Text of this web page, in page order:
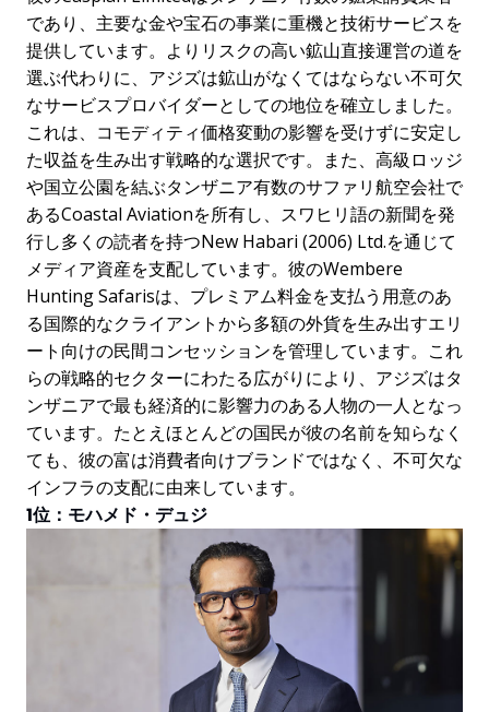
であり、主要な金や宝石の事業に重機と技術サービスを
提供しています。よりリスクの高い鉱山直接運営の道を
選ぶ代わりに、アジズは鉱山がなくてはならない不可欠
なサービスプロバイダーとしての地位を確立しました。
これは、コモディティ価格変動の影響を受けずに安定し
た収益を生み出す戦略的な選択です。また、高級ロッジ
や国立公園を結ぶタンザニア有数のサファリ航空会社で
あるCoastal Aviationを所有し、スワヒリ語の新聞を発
行し多くの読者を持つNew Habari (2006) Ltd.を通じて
メディア資産を支配しています。彼のWembere
Hunting Safarisは、プレミアム料金を支払う用意のあ
る国際的なクライアントから多額の外貨を生み出すエリ
ート向けの民間コンセッションを管理しています。これ
らの戦略的セクターにわたる広がりにより、アジズはタ
ンザニアで最も経済的に影響力のある人物の一人となっ
ています。たとえほとんどの国民が彼の名前を知らなく
ても、彼の富は消費者向けブランドではなく、不可欠な
インフラの支配に由来しています。
1位：モハメド・デュジ